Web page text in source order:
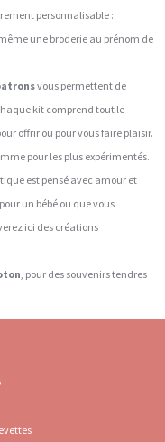
personnalisable :
une broderie au prénom de
vous permettent de
kit comprend tout le
offrir ou pour vous faire plaisir.
pour les plus expérimentés.
est pensé avec amour et
un bébé ou que vous
ici des créations
, pour des souvenirs tendres